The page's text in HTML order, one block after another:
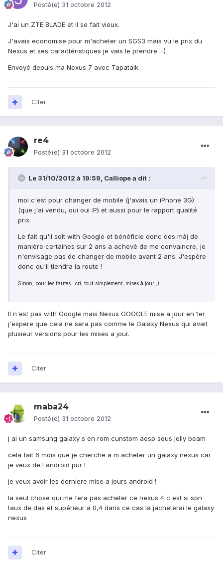
Posté(e) 31 octobre 2012
J'ai un ZTE BLADE et il se fait vieux.
J'avais economise pour m'acheter un SGS3 mais vu le prix du
Nexus et ses caractéristiques je vais le prendre :-)
Envoyé depuis ma Nexus 7 avec Tapatalk.
Citer
re4
Posté(e) 31 octobre 2012
Le 31/10/2012 à 19:59, Calliope a dit :
moi c'est pour changer de mobile (j'avais un iPhone 3G)
(que j'ai vendu, oui oui :P) et aussi pour le rapport qualité
prix.
Le fait qu'il soit with Google et bénéficie donc des màj de
manière certaines sur 2 ans a achevé de me convaincre, je
n'envisage pas de changer de mobile avant 2 ans. J'espère
donc qu'il tiendra la route !
Sinon, pour les fautes : cri, tout simplement, mises à jour ;)
Il n'est pas with Google mais Nexus GOOGLE mise a jour en 1er
j'espere que cela ne sera pas comme le Galaxy Nexus qui avait
plusieur versions pour les mises a jour.
Citer
maba24
Posté(e) 31 octobre 2012
j ai un samsung galaxy s en rom cunstom aosp sous jelly beam
cela fait 6 mois que je cherche a m acheter un galaxy nexus car
je veux de l android pur !
je veux avoir les derniere mise a jours android !
la seul chose qui me fera pas acheter ce nexus 4 c est si son
taux de das et supérieur a 0,4 dans ce cas la jacheterai le galaxy
nexus
Citer